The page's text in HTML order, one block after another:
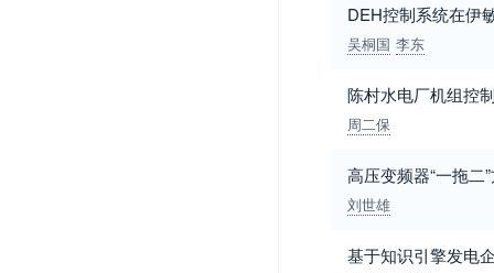
DEH控制系统在伊
吴桐国 李东
陈村水电厂机组控
周二保
高压变频器“一拖二
刘世雄
基于知识引擎发电